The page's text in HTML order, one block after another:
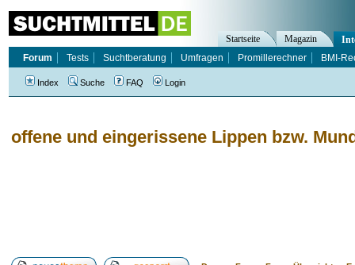
offene und eingerissene Lippen bzw.
Startseite Magazin
Forum
Tests Suchtberatung Umfragen Promillerechner BMI-
Index Suche FAQ Login